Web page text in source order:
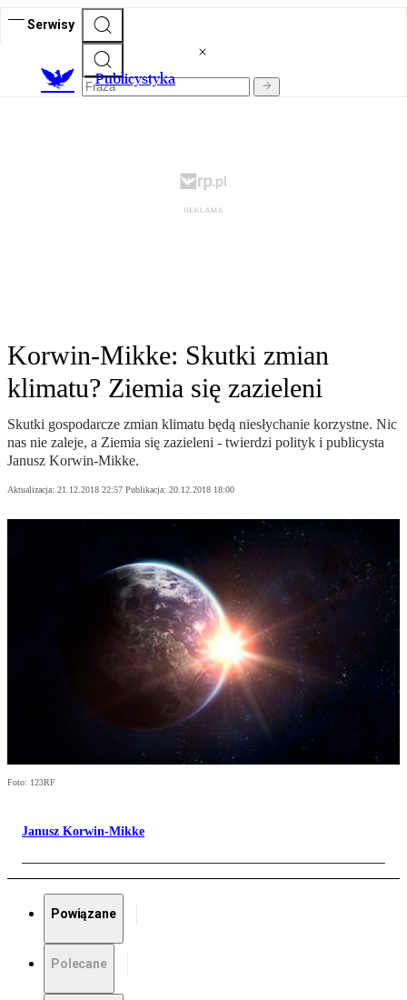
Serwisy
Publicystyka
Korwin-Mikke: Skutki zmian
klimatu? Ziemia się zazieleni
Skutki gospodarcze zmian klimatu będą niesłychanie korzystne. Nic
nas nie zaleje, a Ziemia się zazieleni - twierdzi polityk i publicysta
Janusz Korwin-Mikke.
Aktualizacja: 21.12.2018 22:57 Publikacja: 20.12.2018 18:00
Foto: 123RF
Janusz Korwin-Mikke
Powiązane
Polecane